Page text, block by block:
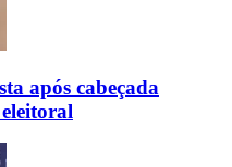
após cabeçada